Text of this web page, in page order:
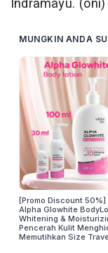
Indramayu. (oni)